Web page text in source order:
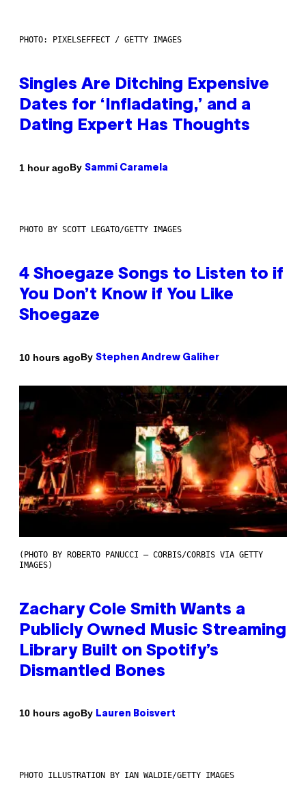
PHOTO: PIXELSEFFECT / GETTY IMAGES
Singles Are Ditching Expensive
Dates for ‘Infladating,’ and a
Dating Expert Has Thoughts
1 hour agoBy Sammi Caramela
PHOTO BY SCOTT LEGATO/GETTY IMAGES
4 Shoegaze Songs to Listen to if
You Don’t Know if You Like
Shoegaze
10 hours agoBy Stephen Andrew Galiher
(PHOTO BY ROBERTO PANUCCI – CORBIS/CORBIS VIA GETTY
IMAGES)
Zachary Cole Smith Wants a
Publicly Owned Music Streaming
Library Built on Spotify’s
Dismantled Bones
10 hours agoBy Lauren Boisvert
PHOTO ILLUSTRATION BY IAN WALDIE/GETTY IMAGES